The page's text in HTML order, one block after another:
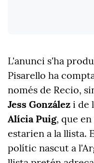
L'anunci s'ha
Pisarello ha
només de Recio,
Jess González i de
Alícia Puig, que
estarien a la llista.
polític nascut a